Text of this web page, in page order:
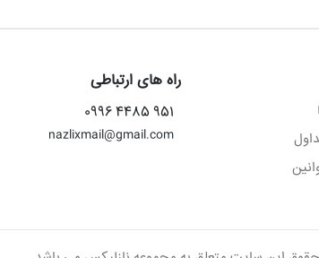
راه های ارتباطی
951 4485 0996
nazlixmail@gmail.com